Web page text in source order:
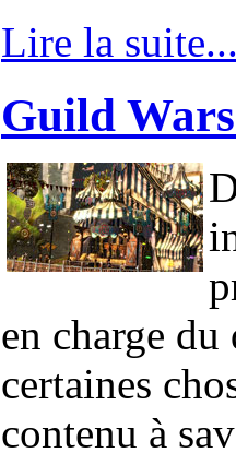
Lire la
Guild
en charge
certaines
contenu à